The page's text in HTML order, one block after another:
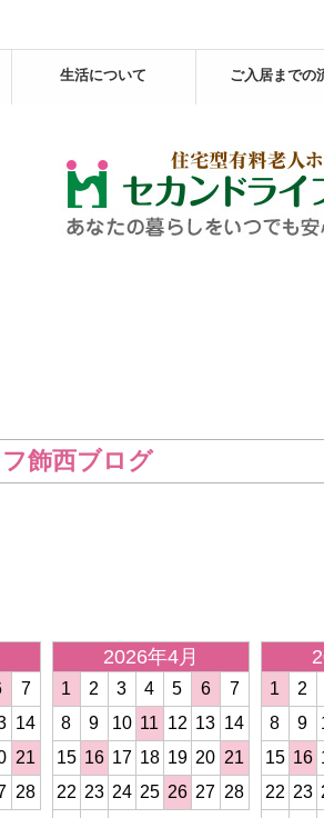
生活について ご入居までの
飾西ブログ
7
14
21
28
2026年4月
1 2 3 4 5 6
7
8
9 10 11 12 13 14
15 16 17 18 19 20 21
22 23 24 25 26 27 28
1
2
8
9
15 16
22 23